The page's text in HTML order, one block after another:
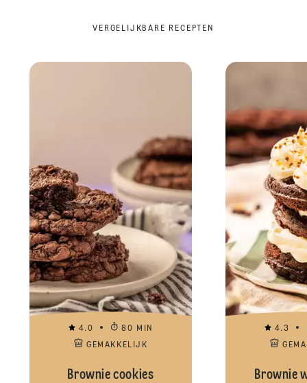
VERGELIJKBARE RECEPTEN
4.0
80 MIN
GEMAKKELIJK
Brownie cookies
4.3
Brownie